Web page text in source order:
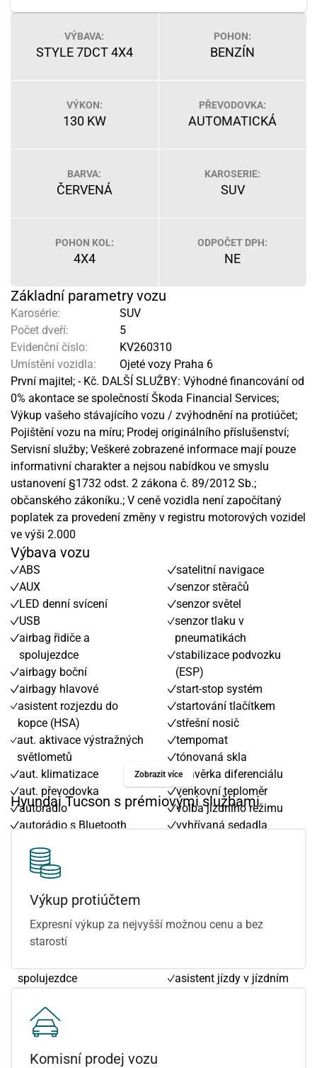
VÝBAVA:
STYLE 7DCT 4X4
POHON:
BENZÍN
VÝKON:
130 KW
PŘEVODOVKA:
AUTOMATICKÁ
BARVA:
ČERVENÁ
KAROSERIE:
SUV
POHON KOL:
4X4
ODPOČET DPH:
NE
Základní parametry vozu
Karosérie:
SUV
Počet dveří:
5
Evidenční číslo:
KV260310
Umístění vozidla:
Ojeté vozy Praha 6
První majitel; - Kč. DALŠÍ SLUŽBY: Výhodné financování od
0% akontace se společností Škoda Financial Services;
Výkup vašeho stávajícího vozu / zvýhodnění na protiúčet;
Pojištění vozu na míru; Prodej originálního příslušenství;
Servisní služby; Veškeré zobrazené informace mají pouze
informativní charakter a nejsou nabídkou ve smyslu
ustanovení §1732 odst. 2 zákona č. 89/2012 Sb.;
občanského zákoníku.; V ceně vozidla není započítaný
poplatek za provedení změny v registru motorových vozidel
ve výši 2.000
Výbava vozu
ABS
AUX
LED denní svícení
USB
airbag řidiče a
spolujezdce
airbagy boční
airbagy hlavové
asistent rozjezdu do
kopce (HSA)
aut. aktivace výstražných
světlometů
aut. klimatizace
aut. převodovka
autorádio
autorádio s Bluetooth
bezklíčové startování
bezklíčové startování a
odemykání
bluetooth
centrál dálkový
centrální zamykání
spolujezdce
(DAB)
dojezdové rezervní kolo
dělená zadní sedadla
satelitní navigace
senzor stěračů
senzor světel
senzor tlaku v
pneumatikách
stabilizace podvozku
(ESP)
start-stop systém
startování tlačítkem
střešní nosič
tempomat
tónovaná skla
uzávěrka diferenciálu
venkovní teploměr
volba jízdního režimu
vyhřívaná sedadla
7 rychlostních stupňů
asistent jízdy v jízdním
Zobrazit více
Hyundai Tucson s prémiovými službami
Výkup protiúčtem
Expresní výkup za nejvyšší možnou cenu a bez
starostí
Komisní prodej vozu